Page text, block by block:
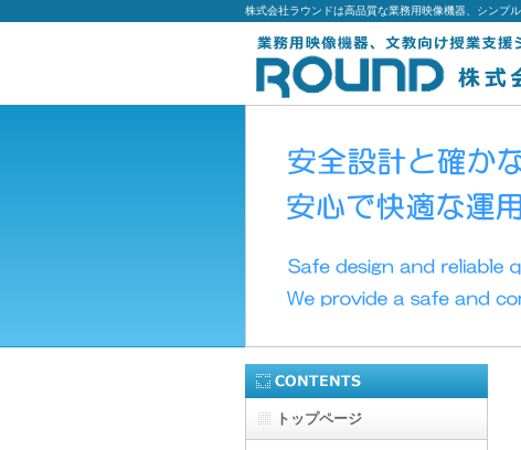
株式会社ラウンドは高品質な業務用映像機器、シンプ
トップページ